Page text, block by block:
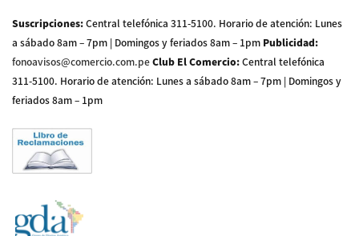
Suscripciones:Central telefónica 311-5100. Horario de atención: Lunes
a sábado 8am – 7pm | Domingos y feriados 8am – 1pm Publicidad:
fonoavisos@comercio.com.peClub El Comercio:Central telefónica
311-5100. Horario de atención: Lunes a sábado 8am – 7pm | Domingos y
feriados 8am – 1pm